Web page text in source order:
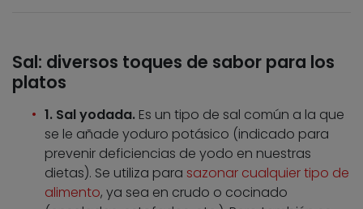
Sal: diversos toques de sabor para los
platos
1. Sal yodada. Es un tipo de sal común a la que
se le añade yoduro potásico (indicado para
prevenir deficiencias de yodo en nuestras
dietas). Se utiliza para sazonar cualquier tipo de
alimento, ya sea en crudo o cocinado